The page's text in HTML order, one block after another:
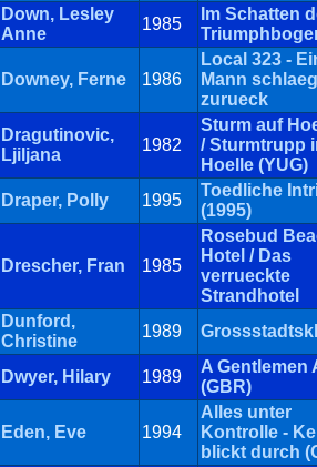
Down, Lesley
Anne
1985
Im Schatten
Downey, Ferne 1986
Local 323 -
Mann
zurueck
Dragutinovic,
Ljiljana
1982
Sturm auf
/ Sturmtrupp
Hoelle (YUG)
Draper, Polly
1995
Toedliche
(1995)
Drescher, Fran 1985
Rosebud
Hotel / Das
verrueckte
Strandhotel
Dunford,
Christine
1989
Dwyer, Hilary 1989
A Gentlemen
(GBR)
Eden, Eve 1994
Alles unter
Kontrolle -
blickt durch